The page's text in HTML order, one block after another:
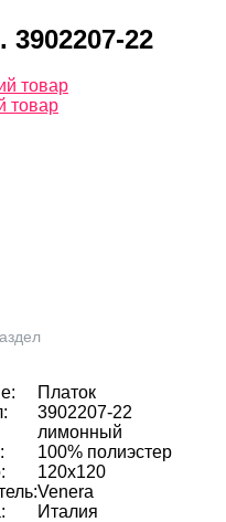
3902207-22
товар
товар
Платок
3902207-22
лимонный
100% полиэстер
120х120
Venera
Италия